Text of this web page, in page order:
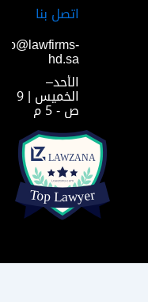
اتصل بنا
hd.sa
الأحد–
الخميس | 9
ص - 5 م